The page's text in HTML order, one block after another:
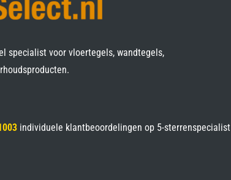
specialist voor vloertegels, wandtegels,
individuele klantbeoordelingen op 5-sterrenspecialist